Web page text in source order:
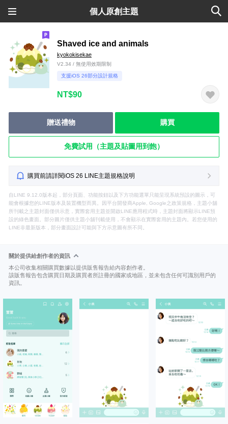
個人原創主題
Shaved ice and animals
kyokokisekae
V2.34 / 無使用效期限制
支援iOS 26部分設計規格
NT$90
贈送禮物 購買
免費試用（主題及貼圖用到飽）
購買前請詳閱iOS 26 LINE主題規格說明
自LINE 9.12.0版本起，部分頁面、功能按鈕以及下方功能選單只能呈現系統預設的圖示，可
能會根據您的LINE版本及裝置機型而異。因平台開發商Apple, Google之政策規格，主題小舖
所刊載之主題封面僅供示意，實際套用主題並開啟LINE應用程式時，主題封面將顯示LINE預
設的綠色畫面。部分圖片僅供主題小舖刊載使用，不會顯示在實際套用的主題內。若您使用的
LINE非最新版本，部分畫面設計可能與下方示意圖有所不同。
關於提供給創作者的資訊
本公司收集相關購買數據以提供販售報告給內容創作者。
該販售報告包含購買日期及購買者所註冊的國家或地區，並未包含任何可識別用戶的
資訊。